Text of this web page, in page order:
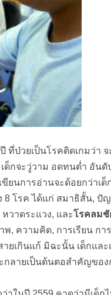
ป่วยเป็นโรคติดเกมว่า
ด็กจะวู่วาม อดทนต่ำ อันดั
ยนการอ่านจะด้อยกว่าเด็
8 โรค ได้แก่ สมาธิสั้น, ปั
หวาดระแวง, และโรคลมชั
, ความคิด, การเรียน กา
ยเกินแก้ มิฉะนั้น เด็กและ
กลายเป็นต้นตอสำคัญของ